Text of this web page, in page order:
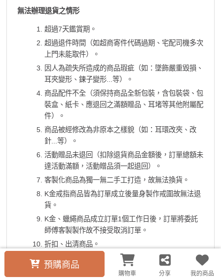
無法辦理退貨之情形
超過7天鑑賞期。
超過退件時間（如超商寄件代碼過期、宅配司機多次
上門未能取件）。
因人為疏失所造成的商品瑕疵（如：墜飾嚴重毀損、
耳夾變形、鍊子變形...等）。
商品配件不全（須保持商品全新包裝，含包裝袋、包
裝盒、紙卡、應退回之滿額贈品、耳堵等其他附屬配
件）。
商品被經修改為非原本之樣貌（如：耳環改夾、改
針...等）。
活動贈品未退回（扣除退貨商品金額後，訂單總額未
達活動滿額，活動贈品須一起退回）。
客製化商品為獨一無二手工打造，故無法換貨。
K金戒指商品皆為訂單成立後量身製作戒圍故無法退
貨。
K金、蠟繩商品成立訂單1個工作日後，訂單將委託
師傅客製製作故不接受取消訂單。
折扣、出清商品。
依台灣消費者保護法，貼身飾品：耳環（耳針、穿刺
型）屬個人衛生用品，故無鑑賞期並基於個人衛生原
預購商品
購物車 分享 我的商品